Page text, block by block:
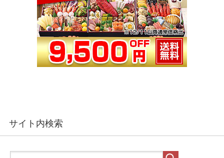
サイト内検索